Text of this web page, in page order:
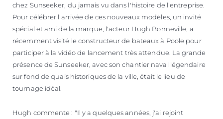
chez Sunseeker, du jamais vu dans l'histoire de l'entreprise.
Pour célébrer l'arrivée de ces nouveaux modèles, un invité
spécial et ami de la marque, l'acteur Hugh Bonneville, a
récemment visité le constructeur de bateaux à Poole pour
participer à la vidéo de lancement très attendue. La grande
présence de Sunseeker, avec son chantier naval légendaire
sur fond de quais historiques de la ville, était le lieu de
tournage idéal.
Hugh commente : "Il y a quelques années, j'ai rejoint